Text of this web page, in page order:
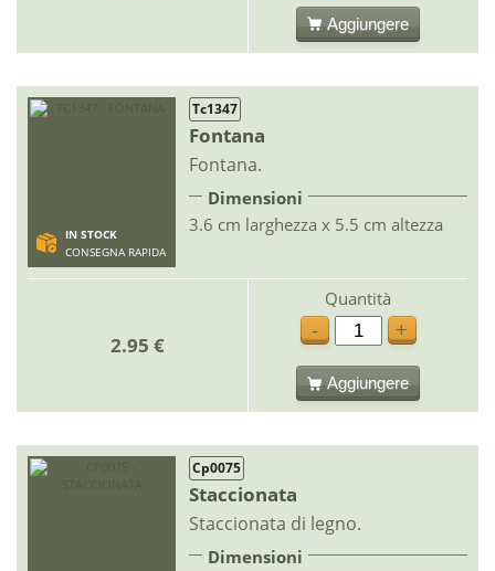
Aggiungere
IN STOCK
CONSEGNA RAPIDA
Tc1347
Fontana
Fontana.
Dimensioni
3.6 cm larghezza x 5.5 cm altezza
2.95 €
Quantità
-
+
Aggiungere
Cp0075
Staccionata
Staccionata di legno.
Dimensioni